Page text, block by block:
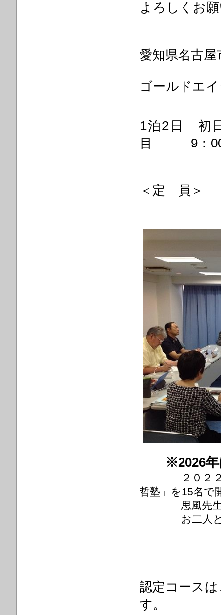
よろしくお
愛知県名古屋
ゴールドエ
1泊2日
目 9：00
＜定 員
※2026年
２０２２年
哲塾」を15名で
思風先
お二人とも
認定コース
す。